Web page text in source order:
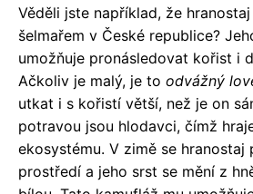
Věděli jste například, že
šelmařem v České republice?
umožňuje pronásledovat kořist i
Ačkoliv je malý, je to odvážný
utkat i s kořistí větší, než je on
potravou jsou hlodavci, čímž
ekosystému. V zimě se hranostaj
prostředí a jeho srst se mění z